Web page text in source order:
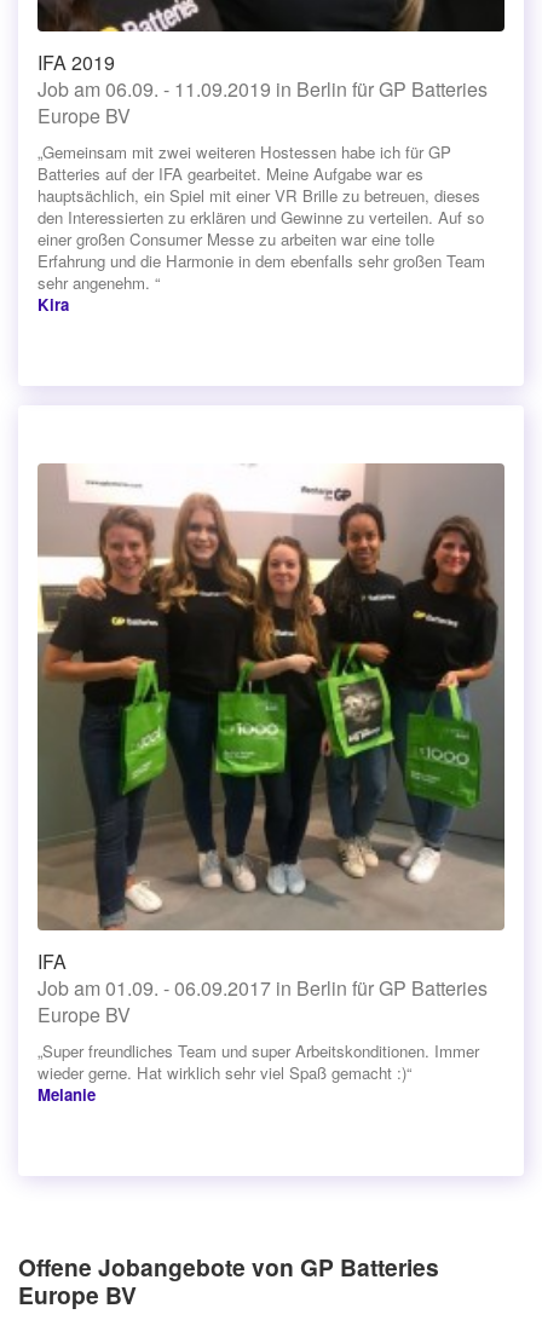
IFA 2019
Job am 06.09. - 11.09.2019 in Berlin für GP Batteries
Europe BV
„Gemeinsam mit zwei weiteren Hostessen habe ich für GP
Batteries auf der IFA gearbeitet. Meine Aufgabe war es
hauptsächlich, ein Spiel mit einer VR Brille zu betreuen, dieses
den Interessierten zu erklären und Gewinne zu verteilen. Auf so
einer großen Consumer Messe zu arbeiten war eine tolle
Erfahrung und die Harmonie in dem ebenfalls sehr großen Team
sehr angenehm. “
Kira
IFA
Job am 01.09. - 06.09.2017 in Berlin für GP Batteries
Europe BV
„Super freundliches Team und super Arbeitskonditionen. Immer
wieder gerne. Hat wirklich sehr viel Spaß gemacht :)“
Melanie
Offene Jobangebote von GP Batteries
Europe BV